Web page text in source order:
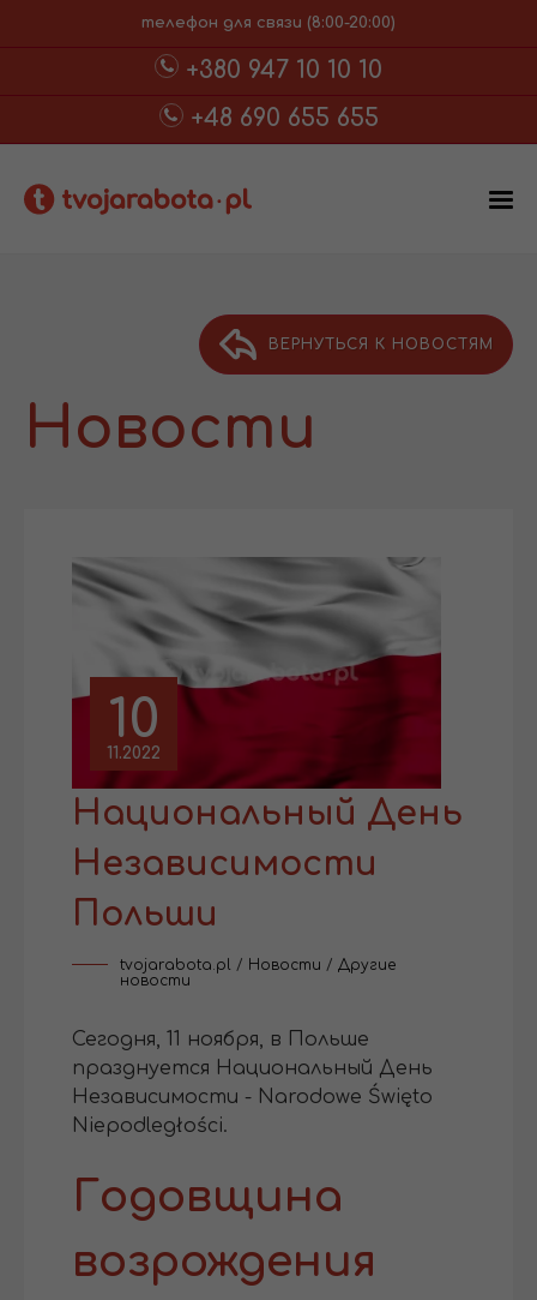
телефон для связи (8:00-20:00)
+380 947 10 10 10
+48 690 655 655
ВЕРНУТЬСЯ К НОВОСТЯМ
Новости
10
11.2022
Национальный День
Независимости
Польши
tvojarabota.pl / Новости / Другие
новости
Сегодня, 11 ноября, в Польше
празднуется Национальный День
Независимости - Narodowe Święto
Niepodległości.
Годовщина
возрождения